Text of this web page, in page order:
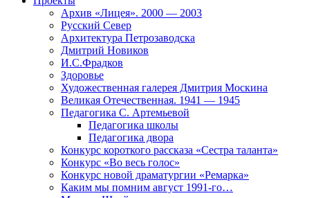
Архив «Лицея». 2000 — 2003
Русский Север
Архитектура Петрозаводска
Дмитрий Новиков
И.С.Фрадков
Здоровье
Художественная галерея Дмитрия Москина
Великая Отечественная. 1941 — 1945
Педагогика С. Артемьевой
Педагогика школы
Педагогика двора
Конкурс короткого рассказа «Сестра таланта»
Конкурс «Во весь голос»
Конкурс новой драматургии «Ремарка»
Каким мы помним август 1991-го…